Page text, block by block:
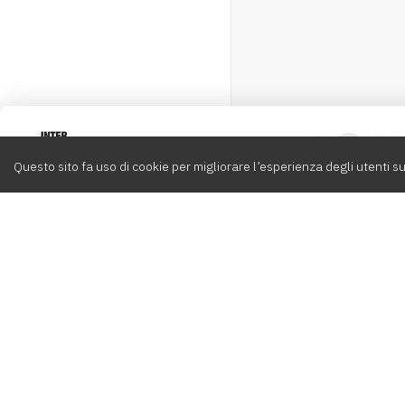
Questo sito fa uso di cookie per migliorare l’esperienza degli utenti